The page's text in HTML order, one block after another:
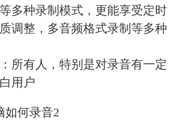
多种录制模式，更能享受定时
调整，多音频格式录制等多种
所有人，特别是对录音有一定
用户